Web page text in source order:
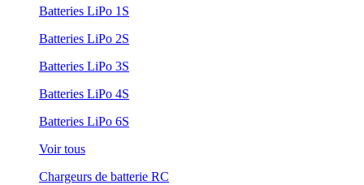
Batteries LiPo 1S
Batteries LiPo 2S
Batteries LiPo 3S
Batteries LiPo 4S
Batteries LiPo 6S
Voir tous
Chargeurs de batterie RC